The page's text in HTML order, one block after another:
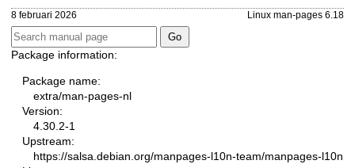
8 februari 2026 Linux man-pages 6.18
Package information:
Package name:
extra/man-pages-nl
Version:
4.30.2-1
Upstream:
https://salsa.debian.org/manpages-l10n-team/manpages-l10n